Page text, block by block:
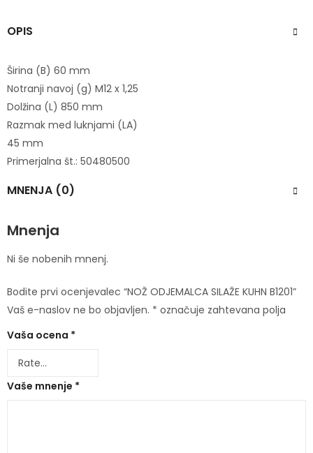
OPIS
Širina (B) 60 mm
Notranji navoj (g) M12 x 1,25
Dolžina (L) 850 mm
Razmak med luknjami (LA)
45 mm
Primerjalna št.: 50480500
MNENJA (0)
Mnenja
Ni še nobenih mnenj.
Bodite prvi ocenjevalec “NOŽ ODJEMALCA SILAŽE KUHN B1201”
Vaš e-naslov ne bo objavljen. * označuje zahtevana polja
Vaša ocena *
Vaše mnenje *